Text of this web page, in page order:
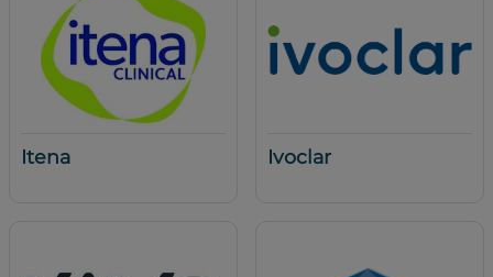
Itena Ivoclar